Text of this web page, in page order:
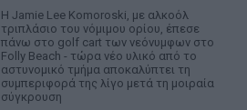
Η Jamie Lee Komoroski, με αλκοόλ
τριπλάσιο του νόμιμου ορίου, έπεσε
πάνω στο golf cart των νεόνυμφων στο
Folly Beach - τώρα νέο υλικό από το
αστυνομικό τμήμα αποκαλύπτει τη
συμπεριφορά της λίγο μετά τη μοιραία
σύγκρουση